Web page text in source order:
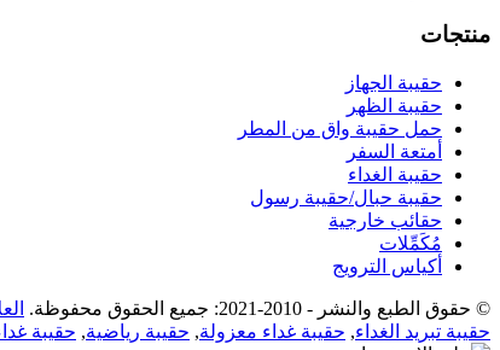
منتجات
حقيبة الجهاز
حقيبة الظهر
حمل حقيبة واق من المطر
أمتعة السفر
حقيبة الغداء
حقيبة حبال/حقيبة رسول
حقائب خارجية
مُكَمِّلات
أكياس الترويج
© حقوق الطبع والنشر - 2010-2021: جميع الحقوق محفوظة.
حقيبة تبريد الغداء, حقيبة غداء معزولة, حقيبة رياضية, حقيبة